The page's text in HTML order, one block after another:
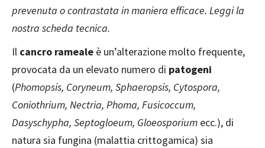
prevenuta o contrastata in maniera efficace. Leggi la
nostra scheda tecnica.
Il cancro rameale è un’alterazione molto frequente,
provocata da un elevato numero di patogeni
(Phomopsis, Coryneum, Sphaeropsis, Cytospora,
Coniothrium, Nectria, Phoma, Fusicoccum,
Dasyschypha, Septogloeum, Gloeosporium ecc.), di
natura sia fungina (malattia crittogamica) sia